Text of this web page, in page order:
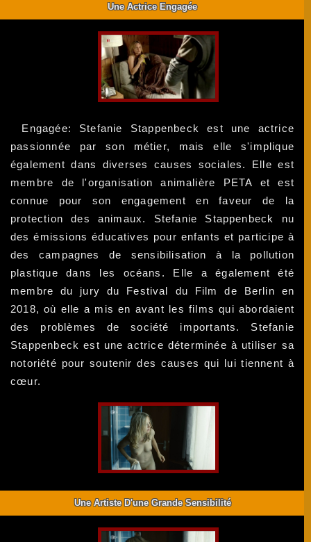
Une Actrice Engagée
Engagée: Stefanie Stappenbeck est une actrice
passionnée par son métier, mais elle s'implique
également dans diverses causes sociales. Elle est
membre de l'organisation animalière PETA et est
connue pour son engagement en faveur de la
protection des animaux. Stefanie Stappenbeck nu
des émissions éducatives pour enfants et participe à
des campagnes de sensibilisation à la pollution
plastique dans les océans. Elle a également été
membre du jury du Festival du Film de Berlin en
2018, où elle a mis en avant les films qui abordaient
des problèmes de société importants. Stefanie
Stappenbeck est une actrice déterminée à utiliser sa
notoriété pour soutenir des causes qui lui tiennent à
cœur.
Une Artiste D'une Grande Sensibilité